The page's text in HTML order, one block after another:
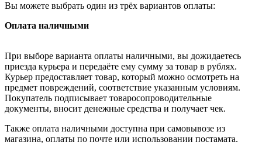
Вы можете выбрать один из трёх вариантов оплаты:
Оплата наличными
При выборе варианта оплаты наличными, вы дожидаетесь
приезда курьера и передаёте ему сумму за товар в рублях.
Курьер предоставляет товар, который можно осмотреть на
предмет повреждений, соответствие указанным условиям.
Покупатель подписывает товаросопроводительные
документы, вносит денежные средства и получает чек.
Также оплата наличными доступна при самовывозе из
магазина, оплаты по почте или использовании постамата.